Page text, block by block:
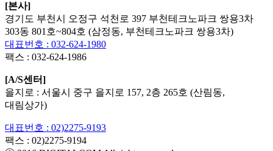
[본사]
경기도 부천시 오정구 석천로 397 부천테크노파크 쌍용3차
303동 801호~804호 (삼정동, 부천테크노파크 쌍용3차)
대표번호 : 032-624-1980
팩스 : 032-624-1986
[A/S센터]
을지로 : 서울시 중구 을지로 157, 2층 265호 (산림동,
대림상가)
대표번호 : 02)2275-9193
팩스 : 02)2275-9194​